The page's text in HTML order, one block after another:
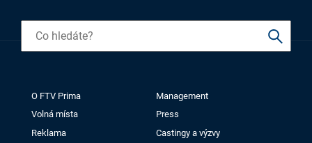
O FTV Prima
Management
Volná místa
Press
Reklama
Castingy a výzvy